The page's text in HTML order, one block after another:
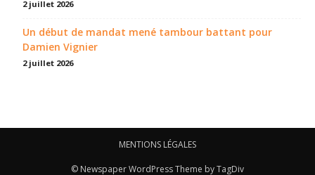
2 juillet 2026
Un début de mandat mené tambour battant pour
Damien Vignier
2 juillet 2026
MENTIONS LÉGALES
© Newspaper WordPress Theme by TagDiv